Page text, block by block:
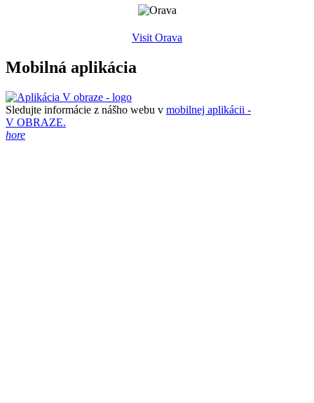
Visit Orava
Mobilná aplikácia
Sledujte informácie z nášho webu v mobilnej aplikácii -
V OBRAZE.
hore